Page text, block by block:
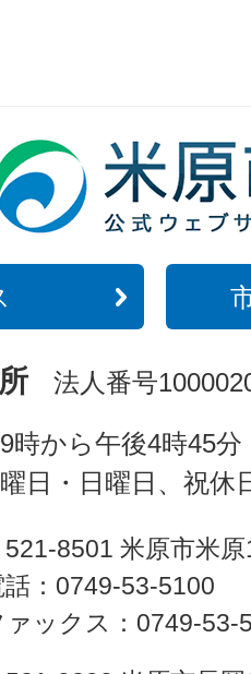
法人番号
時から午後4時45分
曜日・日曜日、祝
521-8501 米原市米
話：0749-53-5100
ァックス：0749-53-